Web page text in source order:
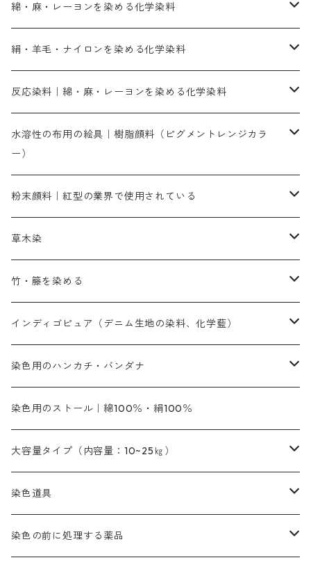
綿・麻・レーヨンを染める化学染料
直接染料－染色手順が簡単
人気のおすすめ直接染料
染色に必要な薬品類
橙色系
青色系
紫色系
緑色系
茶色系
絹・羊毛・ナイロンを染める化学染料
お買い得品
染料一覧
人気のおすすめ染料
橙色系
緑色系
茶色系
灰色系
黒色系
染色に必要な薬品類
補助薬品
反応染料｜綿・麻・レーヨンを染める化学染料
お勧めの3原色（赤・青・黄色）
お勧め｜スミフィックス～
3原色以外の色目
赤色
茶色｜20g入りのみ公開
灰色｜20g入りのみ公開
黒色
染色に必要な薬品
アルカリ剤
補助薬品
捺染に必要な材料
捺染糊
水溶性の布用の絵具｜樹脂顔料（ピグメントレンジカラ
ー）
ネオカラー（色）
内容量：100g
内容量：500g
バィンダー（定着剤）
増粘剤
黄色系
エロ―M3G｜定番の色合い
エロー ＭＧＲ｜明るい緑みの黄色
オレンジ系
オレンヂMG｜黄みの橙色
オレンヂMGD（定番の色合い）
赤色系
レットMFB｜赤色（定番の色合い）
レットMG｜黄みの朱色
青色系
ネビーブルーMB（定番の色合い）
ブルーMB（定番の色合い）
紫色系
バイオレットMFB
緑色系
粉末顔料｜紅型の業界で使用されている
赤色系
本洋紅
代用朱黄色口
黄色系
ファストエロ―10GN（鮮やかな黄色）
ファストエロ―5GN（黄色）
青色系
NSBAブルー
群青
白色｜胡粉
黒色｜在庫処分特価
緑色｜在庫処分特価
茶色｜在庫処分特価
草木染
植物染料
人気のおすすめ植物染料
インド茜・西洋茜の個別販売
カッチ｜茶系
濃染処理剤｜ソルバックスPS－900
媒染剤
アルミ媒染剤
鉄媒染剤
ソーダ灰｜アルカリ性のPH調整剤
藍染
ぶどう糖
ハイドロサルファイトコンク
染色用途のハンカチ・バンダナ
45cm×45cm（ハンカチ）｜端の始末も綿糸｜タグなし
竹・籐を染める
人気のおすすめ竹・藤を染める染料
塩基性染料（混色可能）
ビスマークブロンB｜赤茶色
塩基性エロ―｜液体タイプ
オリジナル染料｜スス竹色｜ミキセットファストブロンGR
インディゴピュア（デニム生地の染料、化学藍）
初心者向けお試しセット販売
インディゴピュア
アルカリ剤
ハイドロサルファイトコンク
酸性剤
染色用のハンカチ・バンダナ
45cm×45cm（ハンカチ）｜端の始末も綿糸｜タグなし
54cm×54cm（バンダナ）｜端の始末も綿糸｜タグなし
染色用のストール｜綿100％・絹100％
大容量タイプ（内容量：10~25㎏）
芒硝｜綿の染色時の吸収促進剤
ソーダ灰｜アルカリ性のPH調整剤
染色道具
刷毛
染色の前に処理する薬品